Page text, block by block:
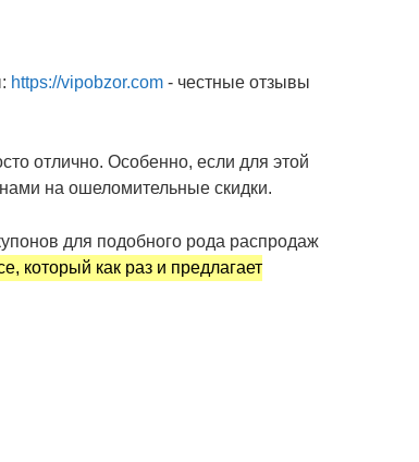
https://vipobzor.com - честные отзывы
отлично. Особенно, если для этой
на ошеломительные скидки.
для подобного рода распродаж
который как раз и предлагает